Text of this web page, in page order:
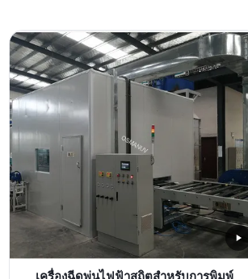
ประสิทธิภาพสูง ออกแบบมาเพื่อสายการ
ผลิตสีสเปรย์ที่มีประสิทธิภาพ ระบบกาว 1
ใช้ปืนฉีดอัตโนมัติพิเศษและระบบจ่าย
น้ำมันเชื้อเพลิง 2 ความสามารถในการพ่น:
￠ 3.0 มม. ปืนฉีดและ...